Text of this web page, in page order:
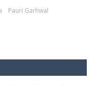
Pauri Garhwal